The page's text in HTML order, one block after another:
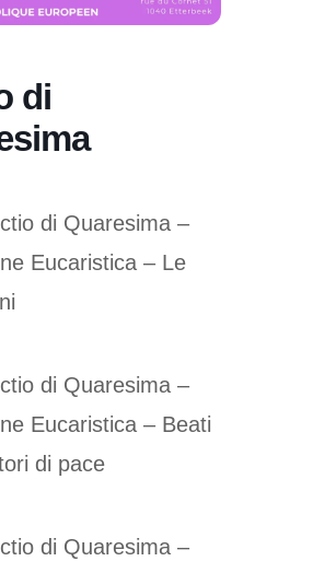
di
di Quaresima –
Eucaristica – Le
di Quaresima –
Eucaristica – Beati
di pace
di Quaresima –